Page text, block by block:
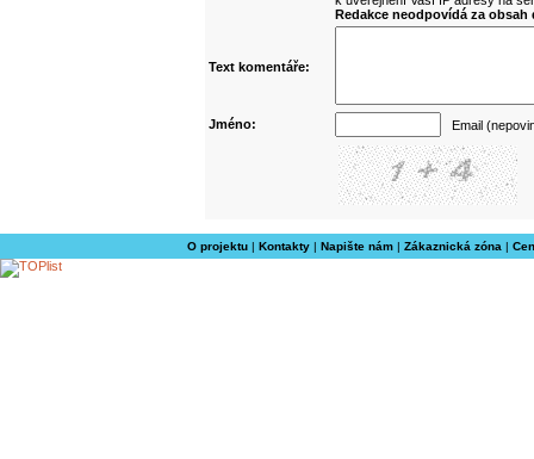
Redakce neodpovídá za
Text komentáře:
Jméno: Email
O projektu| Kontakty| Napište nám| Zákaznická zóna |